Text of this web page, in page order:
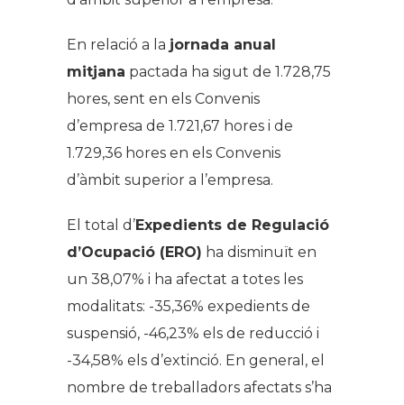
En relació a la jornada anual
mitjana pactada ha sigut de 1.728,75
hores, sent en els Convenis
d’empresa de 1.721,67 hores i de
1.729,36 hores en els Convenis
d’àmbit superior a l’empresa.
El total d’Expedients de Regulació
d’Ocupació (ERO) ha disminuït en
un 38,07% i ha afectat a totes les
modalitats: -35,36% expedients de
suspensió, -46,23% els de reducció i
-34,58% els d’extinció. En general, el
nombre de treballadors afectats s’ha